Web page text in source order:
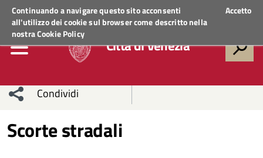
Continuando a navigare questo sito acconsenti
all'utilizzo dei cookie sul browser come descritto nella
nostraCookie Policy
Accetto
Regione VenetoACCEDI AI SERVIZI
Città di Venezia
Condividi
Condividi
Condividi
Scorte stradali